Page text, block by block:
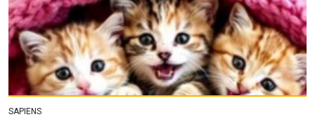
SAPIENS